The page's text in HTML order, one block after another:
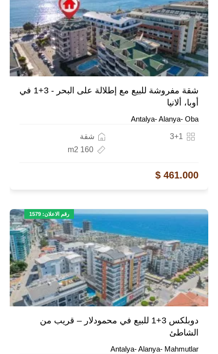
شقة مفروشة للبيع مع إطلالة على البحر - 3+1 في
أوبا، ألانيا
Antalya- Alanya- Oba
شقة
3+1
160 m2
461.000 $
رقم الاعلان: 1579
دوبلكس 3+1 للبيع في محمودلار – قريب من
الشاطئ
Antalya- Alanya- Mahmutlar